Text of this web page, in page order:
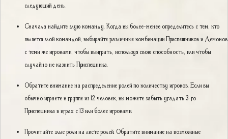
следующий день.
Сначала найдите злую команду. Когда вы более-менее определитесь с тем, кто
является злой командой, выбирайте различные комбинации Приспешников и Демонов
с теми же игроками, чтобы выиграть, используя свою способность, или чтобы
случайно не казнить Приспешника.
Обратите внимание на распределение ролей по количеству игроков. Если вы
обычно играете в группе из 12 человек, вы можете забыть угадать 3-го
Приспешника в играх с 13 или более игроками.
Прочитайте злые роли на листе ролей. Обратите внимание на возможные